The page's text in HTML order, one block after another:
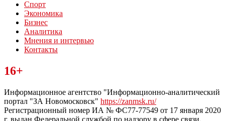
Спорт
Экономика
Бизнес
Аналитика
Мнения и интервью
Контакты
Читайте последние новости дня в Тульской области на сайте
“ЗаНовомосковск”
16+
Информационное агентство "Информационно-аналитический
портал "ЗА Новомосковск" https://zanmsk.ru/
Регистрационный номер ИА № ФС77-77549 от 17 января 2020